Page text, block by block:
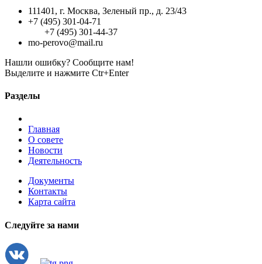
111401, г. Москва, Зеленый пр., д. 23/43
+7 (495) 301-04-71
+7 (495) 301-44-37
mo-perovo@mail.ru
Нашли ошибку? Сообщите нам!
Выделите и нажмите Ctr+Enter
Разделы
Главная
О совете
Новости
Деятельность
Документы
Контакты
Карта сайта
Следуйте за нами